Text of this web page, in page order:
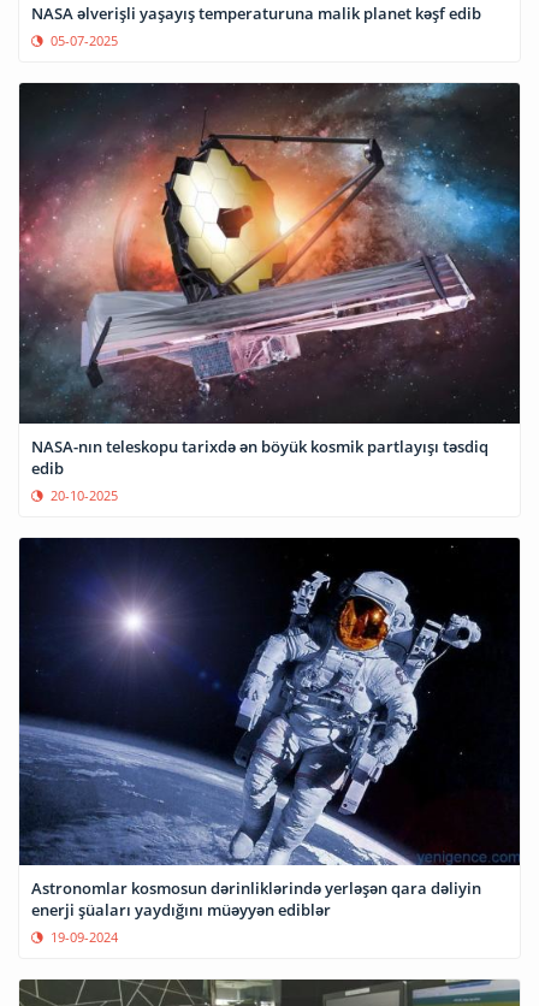
NASA əlverişli yaşayış temperaturuna malik planet kəşf edib
05-07-2025
NASA-nın teleskopu tarixdə ən böyük kosmik partlayışı təsdiq
edib
20-10-2025
Astronomlar kosmosun dərinliklərində yerləşən qara dəliyin
enerji şüaları yaydığını müəyyən ediblər
19-09-2024